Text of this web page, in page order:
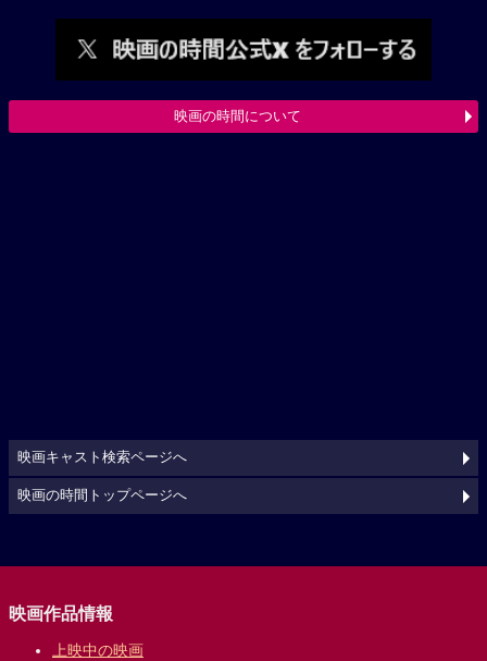
映画の時間について
映画キャスト検索ページへ
映画の時間トップページへ
映画作品情報
上映中の映画